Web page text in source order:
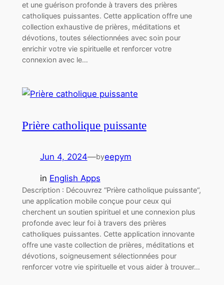
et une guérison profonde à travers des prières
catholiques puissantes. Cette application offre une
collection exhaustive de prières, méditations et
dévotions, toutes sélectionnées avec soin pour
enrichir votre vie spirituelle et renforcer votre
connexion avec le…
Prière catholique puissante
Jun 4, 2024—byeepym
in English Apps
Description : Découvrez “Prière catholique puissante“,
une application mobile conçue pour ceux qui
cherchent un soutien spirituel et une connexion plus
profonde avec leur foi à travers des prières
catholiques puissantes. Cette application innovante
offre une vaste collection de prières, méditations et
dévotions, soigneusement sélectionnées pour
renforcer votre vie spirituelle et vous aider à trouver…